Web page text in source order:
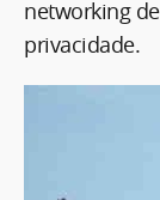
networking
privacidade.